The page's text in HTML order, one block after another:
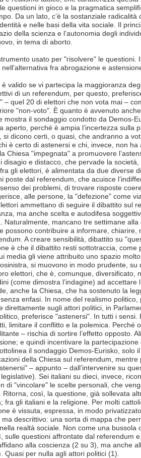
questioni in gioco e la pragmatica
Da un lato, c’è la sostanziale radicalità
e nelle basi della vita sociale. Il
della scienza e l’autonomia degli
in tema di aborto.
usato per "risolvere" le questioni.
fra abrogazione e
valido se vi partecipa la maggioranza
di un referendum, per questo,
– quel 20 di elettori che non vota mai –
"non-voto". È quanto è avvenuto
il sondaggio condotto da Demos-
aperto, perché è ampia l’incertezza sulla
dicono certi, o quasi, che andranno a
è certo di astenersi e chi, invece, non ha
Chiesa "impegnata" a promuovere
e distacco, che pervade la società,
gli elettori, è alimentata da due diverse
poste dal referendum, che acuisce
dei problemi, di trovare risposte
alle persone, la "defezione" come
ammettano di seguire il dibattito sul
ma anche scelta e autodifesa
Naturalmente, mancano tre settimane
possono contribuire a informare, chiarire,
A creare sensibilità, dibattito su
è che il dibattito resti sottotraccia, come
media gli viene attribuito uno spazio
si muovono in modo prudente, su
elettori, che è, comunque, diversificato,
(come dimostra l’indagine) ad accettare
anche la Chiesa, che ha sostenuto la
enfasi. In nome del realismo politico,
direttamente sugli attori politici, in
preferisce "astenersi". In tutti i sensi.
limitare il conflitto e la polemica. Perché
– rischia di sortire l’effetto opposto.
e quindi incentivare la partecipazione
il sondaggio Demos-Eurisko, solo
della Chiesa sul referendum, mentre
– appunto – dall’intervenire su
Sei italiani su dieci, invece,
di "vincolare" le scelte personali, che
così, la questione, già sollevata
fra gli italiani e la religione. Per molti
è vissuta, espressa, in modo
descrittivo: una sorta di mappa che
realtà sociale. Non come una bussola
sulle questioni affrontate dal referendum
alla coscienza (2 su 3), ma anche
per nulla agli attori politici (1).